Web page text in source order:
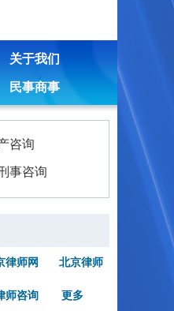
关于我们
民事商事
咨询
事咨询
律师网 北京律师
师咨询 更多